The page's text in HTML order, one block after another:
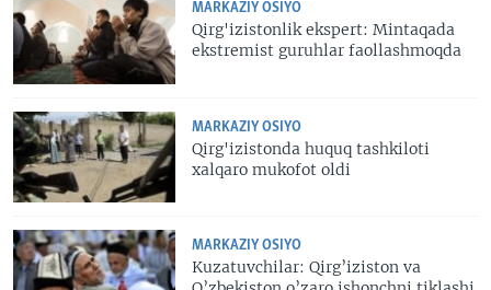
MARKAZIY OSIYO
Qirg'izistonlik ekspert: Mintaqada
ekstremist guruhlar faollashmoqda
MARKAZIY OSIYO
Qirg'izistonda huquq tashkiloti
xalqaro mukofot oldi
MARKAZIY OSIYO
Kuzatuvchilar: Qirg’iziston va